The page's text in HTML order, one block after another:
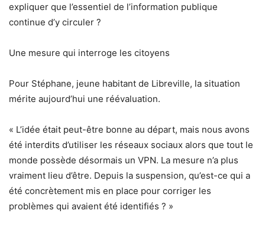
expliquer que l’essentiel de l’information publique
continue d’y circuler ?
Une mesure qui interroge les citoyens
Pour Stéphane, jeune habitant de Libreville, la situation
mérite aujourd’hui une réévaluation.
« L’idée était peut-être bonne au départ, mais nous avons
été interdits d’utiliser les réseaux sociaux alors que tout le
monde possède désormais un VPN. La mesure n’a plus
vraiment lieu d’être. Depuis la suspension, qu’est-ce qui a
été concrètement mis en place pour corriger les
problèmes qui avaient été identifiés ? »